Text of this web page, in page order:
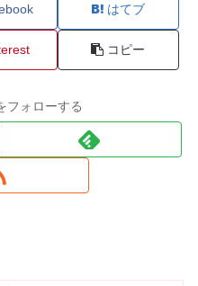
はてブ
コピー
フォローする